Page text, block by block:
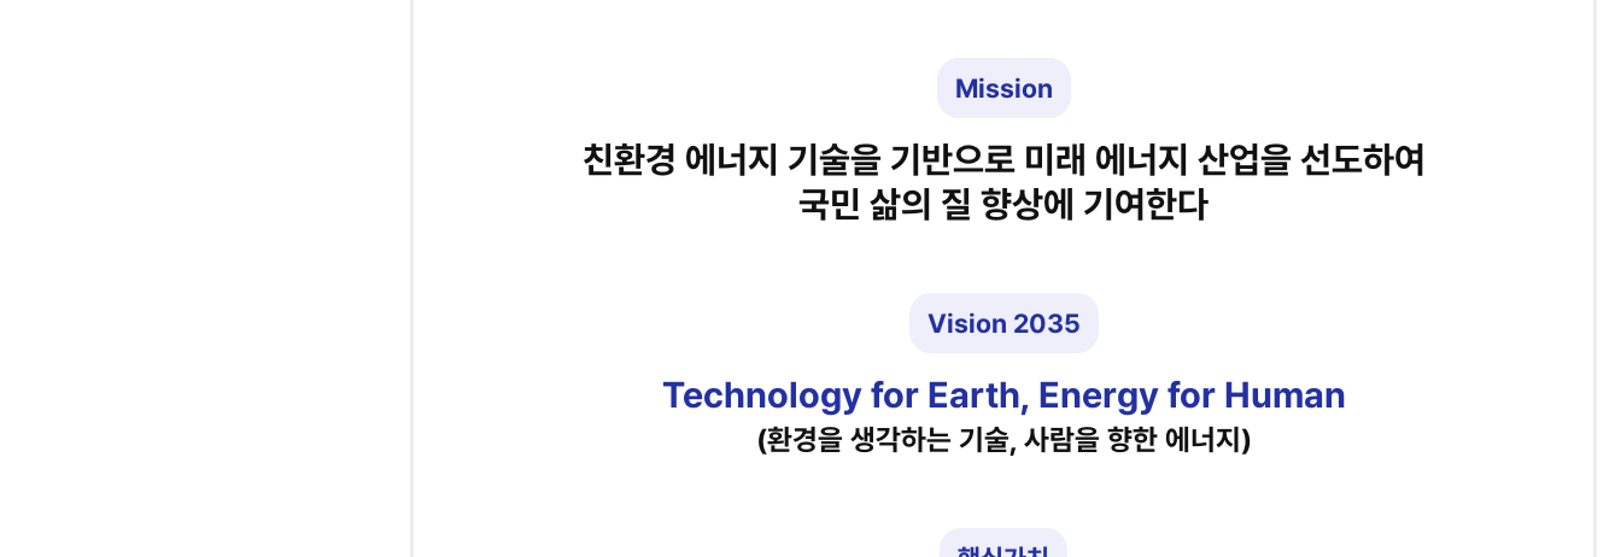
Mission
친환경 에너지 기술을 기반으로 미래 에너지 산업을 선도하여
국민 삶의 질 향상에 기여한다
Vision 2035
Technology for Earth, Energy for Human
(환경을 생각하는 기술, 사람을 향한 에너지)